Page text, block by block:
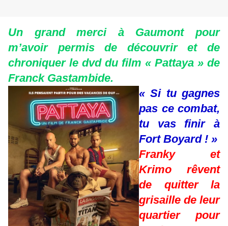
Un grand merci à Gaumont pour
m’avoir permis de découvrir et de
chroniquer le dvd du film « Pattaya » de
Franck Gastambide.
« Si tu gagnes
pas ce combat,
tu vas finir à
Fort Boyard ! »
Franky et
Krimo rêvent
de quitter la
grisaille de leur
quartier pour